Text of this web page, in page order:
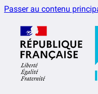
Passer au contenu